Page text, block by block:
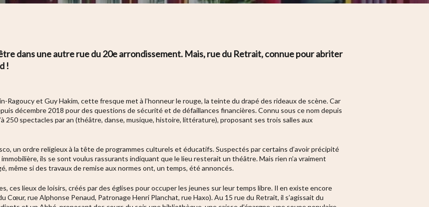
dans une autre rue du 20e arrondissement. Mais, rue du Retrait, connue pour abriter
!
Ragoucy et Guy Hakim, cette fresque met à l’honneur le rouge, la teinte du drapé des rideaux de scène. Car
décembre 2018 pour des questions de sécurité et de défaillances financières.Connu sous ce nom depuis
250 spectacles par an (théâtre, danse, musique, histoire, littérature), proposant ses trois salles aux
un ordre religieux à la tête de programmes culturels et éducatifs. Suspectés par certains d’avoir précipité
ils se sont voulus rassurants indiquant que le lieu resterait un théâtre.Mais rien n’a vraiment
même si des travaux de remise aux normes ont, un temps, été annoncés.
ces lieux de loisirs, créés par des églises pour occuper les jeunes sur leur temps libre. Il en existe encore
Cœur, rue Alphonse Penaud, Patronage Henri Planchat, rue Haxo). Au 15 rue du Retrait, il s’agissait du